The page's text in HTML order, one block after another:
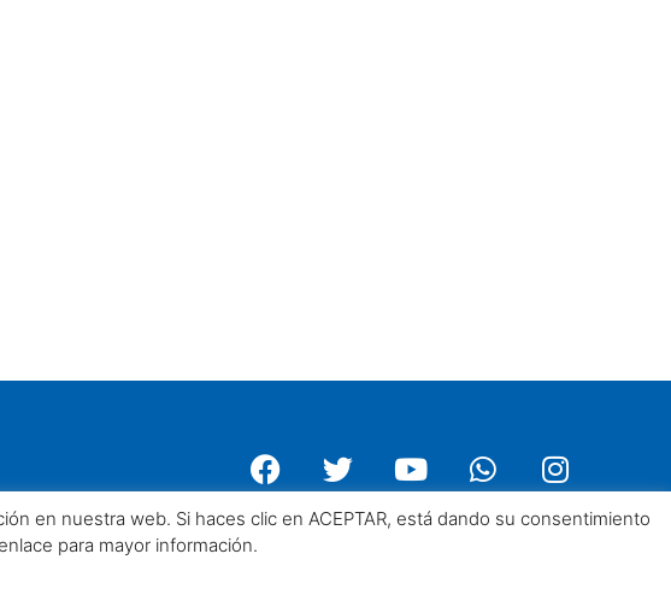
en nuestra web. Si haces clic en ACEPTAR, está dando su consentimiento
para mayor información.